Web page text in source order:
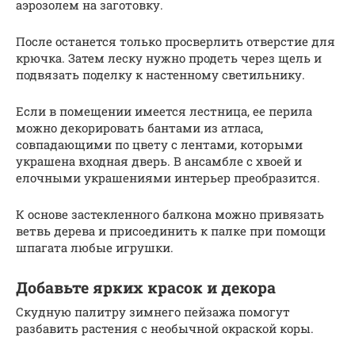
аэрозолем на заготовку.
После останется только просверлить отверстие для
крючка. Затем леску нужно продеть через щель и
подвязать поделку к настенному светильнику.
Если в помещении имеется лестница, ее перила
можно декорировать бантами из атласа,
совпадающими по цвету с лентами, которыми
украшена входная дверь. В ансамбле с хвоей и
елочными украшениями интерьер преобразится.
К основе застекленного балкона можно привязать
ветвь дерева и присоединить к палке при помощи
шпагата любые игрушки.
Добавьте ярких красок и декора
Скудную палитру зимнего пейзажа помогут
разбавить растения с необычной окраской коры.